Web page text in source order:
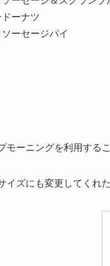
ーナツ
ーセージパイ
モーニングを利用する
イズにも変更してくれ